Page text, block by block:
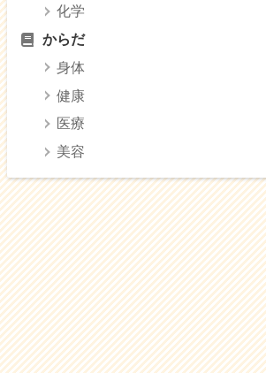
化学
からだ
身体
健康
医療
美容